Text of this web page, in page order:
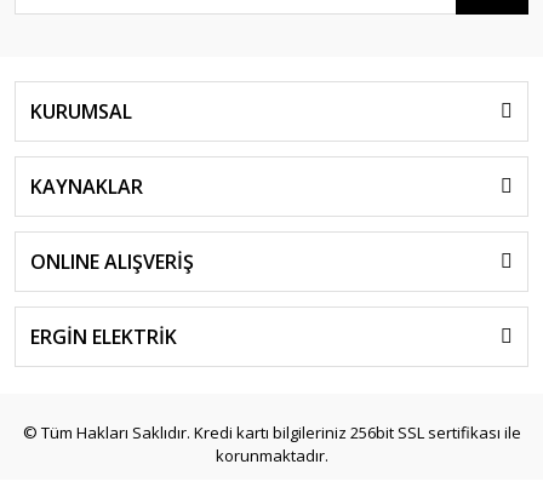
KURUMSAL
KAYNAKLAR
ONLINE ALIŞVERİŞ
ERGİN ELEKTRİK
© Tüm Hakları Saklıdır. Kredi kartı bilgileriniz 256bit SSL sertifikası ile
korunmaktadır.